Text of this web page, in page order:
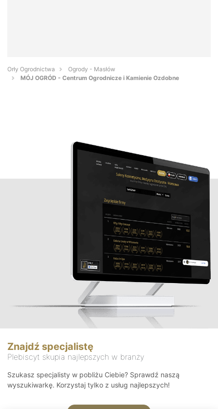
Orły Ogrodnictwa
Ogrody - Masłów
MÓJ OGRÓD - Centrum Ogrodnicze i Kamienie Ozdobne
Znajdź specjalistę
Plebiscyt skupia najlepszych w branży
Szukasz specjalisty w pobliżu Ciebie? Sprawdź naszą
wyszukiwarkę. Korzystaj tylko z usług najlepszych!